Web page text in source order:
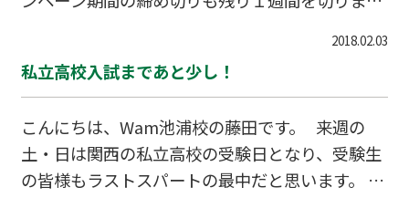
☆☆☆☆☆☆ １、４回分の授業料が無料！
２、入会諸費用から10,000円をキャッシュバッ
ク！ ３、クオカード2,000円分プレゼント ☆☆☆
☆☆☆☆☆☆☆☆☆☆☆☆☆☆☆☆☆☆☆☆☆☆
☆ ご連絡、お待ちしております。 〒595-0024
泉大津市池浦町1-22-20-1 GRECARE 2F TEL 0
2018.02.03
私立高校入試まであと少し！
こんにちは、Wam池浦校の藤田です。 来週の
土・日は関西の私立高校の受験日となり、受験生
の皆様もラストスパートの最中だと思います。 こ